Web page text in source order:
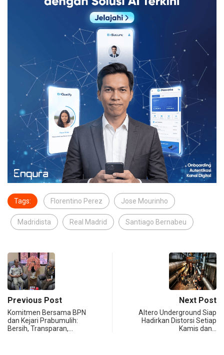
Tags: Florentino Perez Jose Mourinho
Madridista Real Madrid Santiago Bernabeu
Previous Post
Komitmen Bersama BPN
dan Kejari Prabumulih:
Bersih, Transparan,…
Next Post
Altero Underground Siap
Hadirkan Distorsi Setiap
Kamis dan…